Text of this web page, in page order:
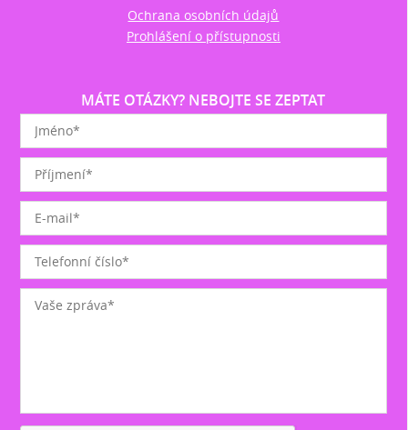
Ochrana osobních údajů
Prohlášení o přístupnosti
MÁTE OTÁZKY? NEBOJTE SE ZEPTAT